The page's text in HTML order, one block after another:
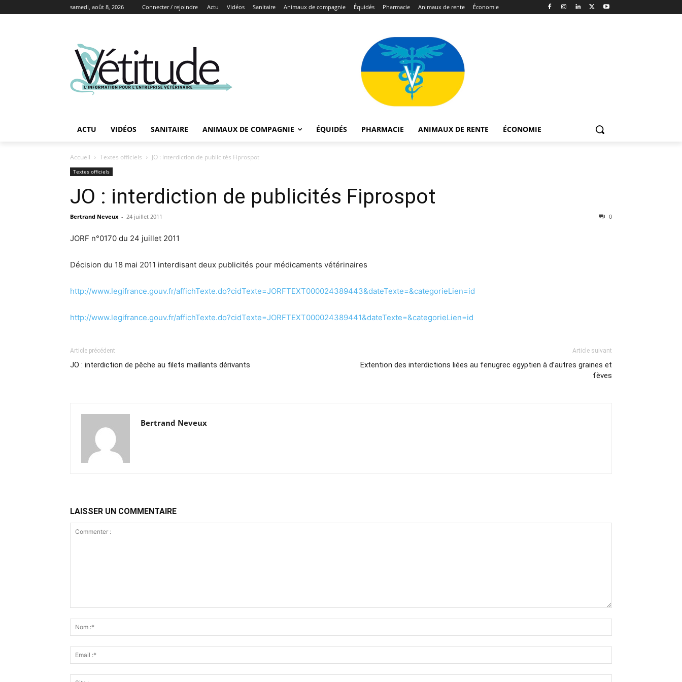
samedi, août 8, 2026 Connecter / rejoindre Actu Vidéos Sanitaire Animaux de compagnie Équidés Pharmacie Animaux de rente Économie
ACTU VIDÉOS SANITAIRE ANIMAUX DE COMPAGNIE ÉQUIDÉS PHARMACIE ANIMAUX DE RENTE ÉCONOMIE
Accueil Textes officiels JO : interdiction de publicités Fiprospot
Textes officiels
JO : interdiction de publicités Fiprospot
Bertrand Neveux - 24 juillet 2011 0
JORF n°0170 du 24 juillet 2011
Décision du 18 mai 2011 interdisant deux publicités pour médicaments vétérinaires
http://www.legifrance.gouv.fr/affichTexte.do?cidTexte=JORFTEXT000024389443&dateTexte=&categorieLien=id
http://www.legifrance.gouv.fr/affichTexte.do?cidTexte=JORFTEXT000024389441&dateTexte=&categorieLien=id
Article précédent
JO : interdiction de pêche au filets maillants dérivants
Article suivant
Extention des interdictions liées au fenugrec egyptien à d’autres graines et
fèves
Bertrand Neveux
LAISSER UN COMMENTAIRE